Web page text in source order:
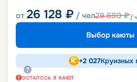
от26 128 ₽ / чел29 690₽/
Выбор каюты
+2 027Круизных
ОСТАЛОСЬ 9 КАЮТ